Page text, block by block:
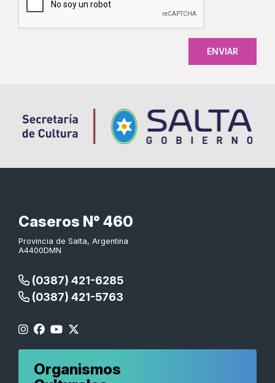
Caseros N° 460
Provincia de Salta, Argentina
A4400DMN
(0387) 421-6285
(0387) 421-5763
Organismos